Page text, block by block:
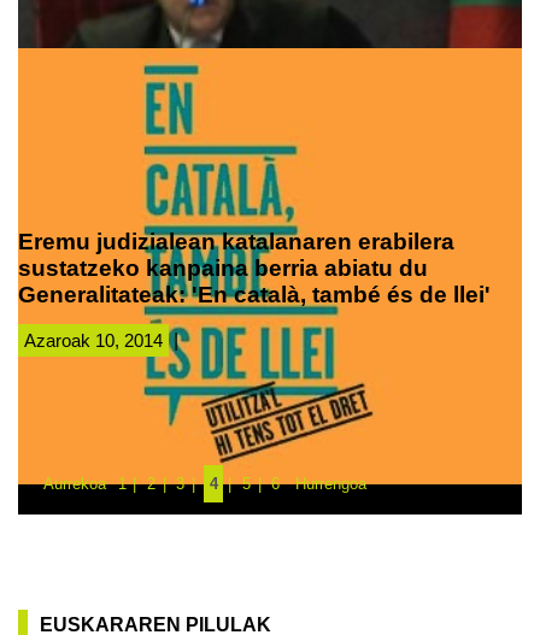
Eremu judizialean katalanaren erabilera
sustatzeko kanpaina berria abiatu du
Generalitateak: 'En català, també és de llei'
Azaroak 10, 2014 |
Aurrekoa 1 2 3 4 5 6 Hurrengoa
EUSKARAREN PILULAK